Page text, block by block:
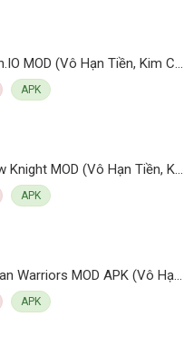
Tải Fish.IO MOD (Vô Hạn Tiền, Kim Cương, Mua Sắm) 2.0.4 APK
APK
Shadow Knight MOD (Vô Hạn Tiền, Kim Cương, Bất Tử) 3.24.383 APK
APK
Stickman Warriors MOD APK (Vô Hạn Tiền, Kim Cương, Nhân Vật) v2.0.0
APK